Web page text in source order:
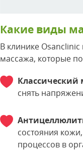
Какие виды
В клинике
массажа, которые
Классический
снять
состояния
процессов в